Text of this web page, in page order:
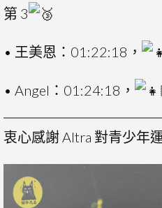
第 3
• 王美恩：01:22:18，
• Angel：01:24:18，
衷心感謝 Altra 對青少年